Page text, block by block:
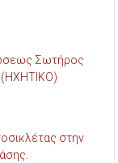
Σωτήρος
στην